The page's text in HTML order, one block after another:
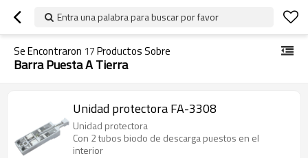
Entra una palabra para buscar por favor
Se Encontraron 17Productos Sobre
Barra Puesta A Tierra
Unidad protectora FA-3308
Unidad protectora
Con 2 tubos biodo de descarga puestos en el
interior